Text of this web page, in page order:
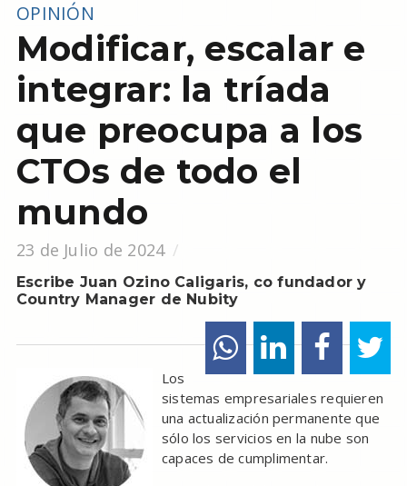
OPINIÓN
Modificar, escalar e
integrar: la tríada
que preocupa a los
CTOs de todo el
mundo
23 de Julio de 2024
Escribe Juan Ozino Caligaris, co fundador y
Country Manager de Nubity
Los
sistemas empresariales requieren
una actualización permanente que
sólo los servicios en la nube son
capaces de cumplimentar.